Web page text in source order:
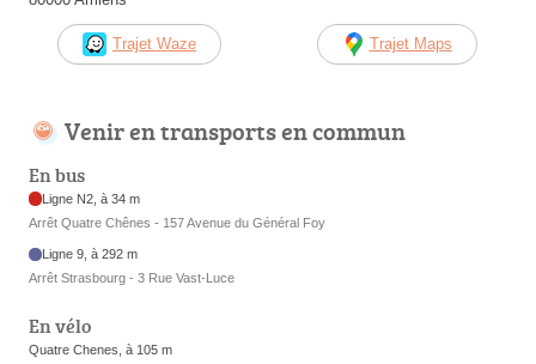
Trajet Waze Trajet Maps
Venir en transports en commun
En bus
Ligne N2, à 34 m
Arrêt Quatre Chênes - 157 Avenue du Général Foy
Ligne 9, à 292 m
Arrêt Strasbourg - 3 Rue Vast-Luce
En vélo
Quatre Chenes, à 105 m